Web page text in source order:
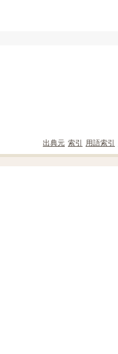
出典元 索引 用語索引